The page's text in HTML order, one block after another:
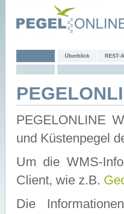
Überblick REST-
PEGELONLINE
und Küstenpegel
Um die WMS-
Client, wie z.B.
Die